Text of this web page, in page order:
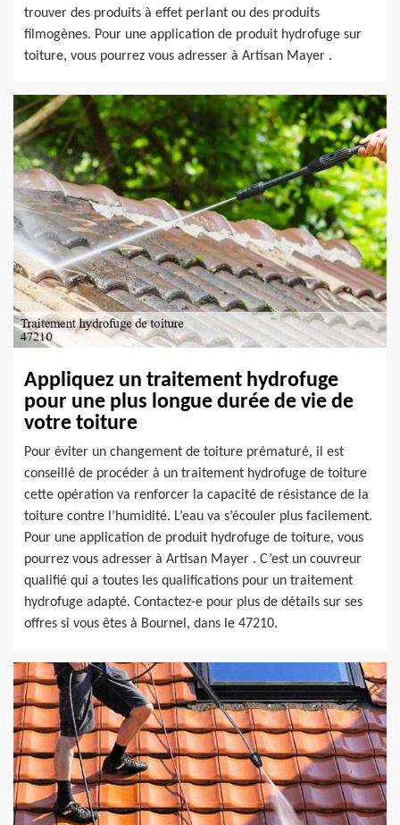
trouver des produits à effet perlant ou des produits
filmogènes. Pour une application de produit hydrofuge sur
toiture, vous pourrez vous adresser à Artisan Mayer .
Appliquez un traitement hydrofuge
pour une plus longue durée de vie de
votre toiture
Pour éviter un changement de toiture prématuré, il est
conseillé de procéder à un traitement hydrofuge de toiture
cette opération va renforcer la capacité de résistance de la
toiture contre l’humidité. L’eau va s’écouler plus facilement.
Pour une application de produit hydrofuge de toiture, vous
pourrez vous adresser à Artisan Mayer . C’est un couvreur
qualifié qui a toutes les qualifications pour un traitement
hydrofuge adapté. Contactez-e pour plus de détails sur ses
offres si vous êtes à Bournel, dans le 47210.